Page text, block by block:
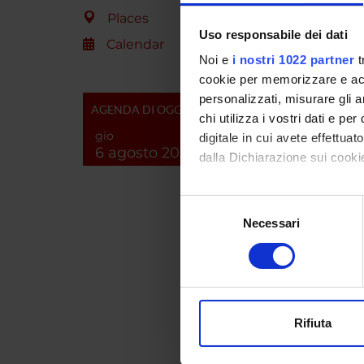
Uso responsabile dei dati
Noi e i nostri 1022 partner
cookie per memorizzare e
personalizzati, misurare gli
chi utilizza i vostri dati e per
digitale in cui avete
dalla Dichiarazione sui
Con il tuo consenso,
raccogliere
digitali).
modificare o ritirare il tuo
Necessari
Rifiuta
Places
Calendar
AGENDA DI OGGI
gio
6 agosto 2026
10 è
sta
via di
a
mRNA
degli